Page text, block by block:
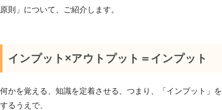
原則」について、ご紹介します。
インプット×アウトプット＝インプット
何かを覚える、知識を定着させる、つまり、「インプット」を
するうえで、